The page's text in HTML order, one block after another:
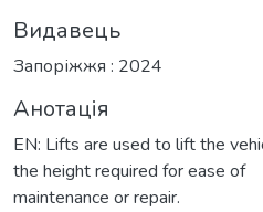
Видавець
Запоріжжя : 2024
Анотація
EN: Lifts are used to lift the
the height required for ease of
maintenance or repair.